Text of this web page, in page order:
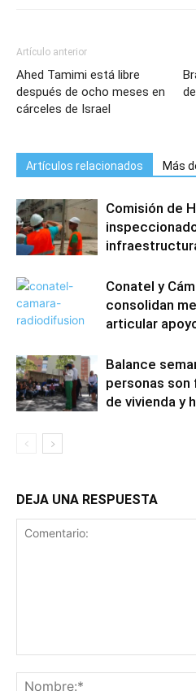
Artículo anterior
Ahed Tamimi está libre
después de ocho meses en
cárceles de Israel
Artículos relacionados Más
Comisión de
Conatel y
consolidan
articular
Balance
personas son
de vivienda y
DEJA UNA RESPUESTA